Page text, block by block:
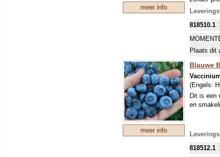
meer info
ras geeft
818510.1
Plaats dit
meer info
Blauwe
(Engels:
Dit is een
en
818512.1